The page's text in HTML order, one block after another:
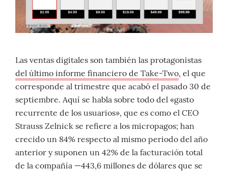
Las ventas digitales son también las protagonistas
del último informe financiero de Take-Two, el que
corresponde al trimestre que acabó el pasado 30 de
septiembre. Aquí se habla sobre todo del «gasto
recurrente de los usuarios», que es como el CEO
Strauss Zelnick se refiere a los micropagos; han
crecido un 84% respecto al mismo periodo del año
anterior y suponen un 42% de la facturación total
de la compañía —443,6 millones de dólares que se